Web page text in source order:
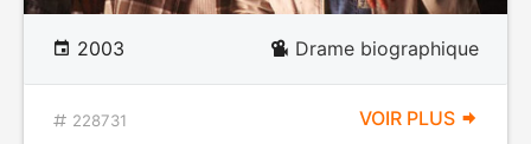
2003 Drame biographique
228731 VOIR PLUS